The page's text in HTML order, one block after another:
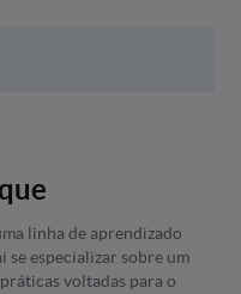
linha de aprendizado
se especializar sobre um
voltadas para o